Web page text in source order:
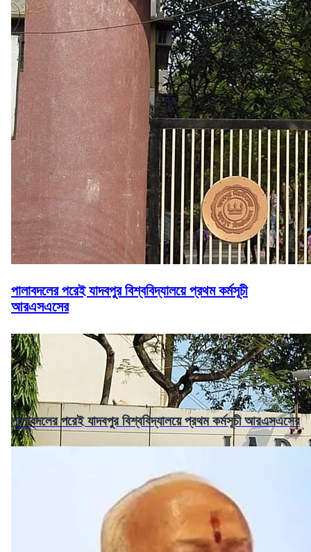
পালাবদলের পরেই যাদবপুর বিশ্ববিদ্যালয়ে প্রথম কর্মসূচী
আরএসএসের
পালাবদলের পরেই যাদবপুর বিশ্ববিদ্যালয়ে প্রথম কর্মসূচী আরএসএসের